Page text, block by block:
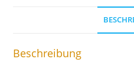
Beschreibung